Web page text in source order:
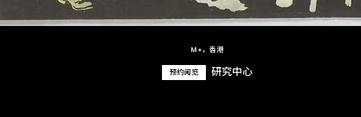
M+，香港
预约阅览 研究中心